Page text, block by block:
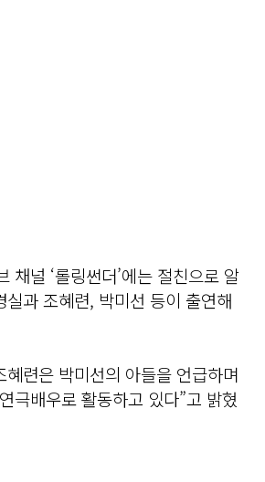
채널 ‘롤링썬더’에는 절친으로 알
실과 조혜련, 박미선 등이 출연해
혜련은 박미선의 아들을 언급하며
극배우로 활동하고 있다”고 밝혔